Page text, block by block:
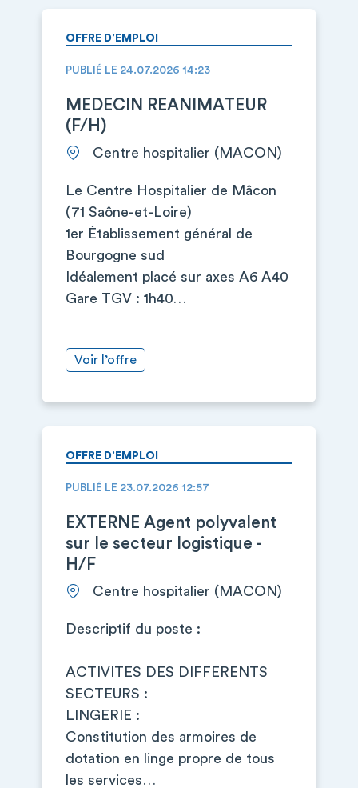
OFFRE D’EMPLOI
PUBLIÉ LE 24.07.2026 14:23
MEDECIN REANIMATEUR
(F/H)
Centre hospitalier (MACON)
Le Centre Hospitalier de Mâcon
(71 Saône-et-Loire)
1er Établissement général de
Bourgogne sud
Idéalement placé sur axes A6 A40
Gare TGV : 1h40…
Voir l’offre
OFFRE D’EMPLOI
PUBLIÉ LE 23.07.2026 12:57
EXTERNE Agent polyvalent
sur le secteur logistique -
H/F
Centre hospitalier (MACON)
Descriptif du poste :
ACTIVITES DES DIFFERENTS
SECTEURS :
LINGERIE :
Constitution des armoires de
dotation en linge propre de tous
les services…